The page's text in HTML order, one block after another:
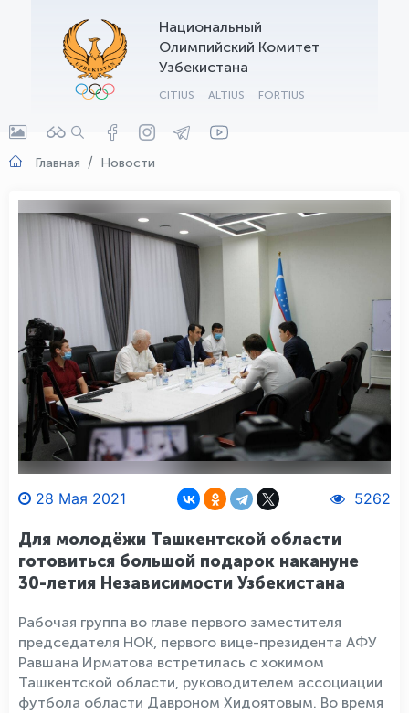
Национальный
Олимпийский Комитет
Узбекистана
CITIUS ALTIUS FORTIUS
Главная Новости
28 Мая 2021 5262
Для молодёжи Ташкентской области
готовиться большой подарок накануне
30-летия Независимости Узбекистана
Рабочая группа во главе первого заместителя
председателя НОК, первого вице-президента АФУ
Равшана Ирматова встретилась с хокимом
Ташкентской области, руководителем ассоциации
футбола области Давроном Хидоятовым. Во время
OLYMPCHIK AI - yordamchi
Онлайн · olympic.uz